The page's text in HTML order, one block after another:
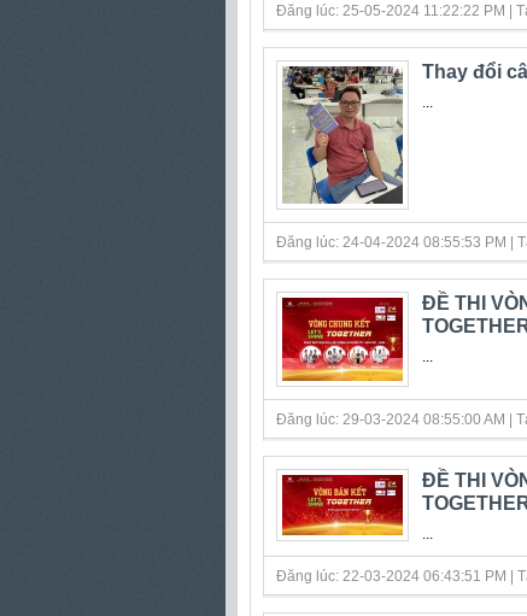
Đăng lúc: 25-05-2024 11:22:22 PM |
Thay đổi
Đăng lúc: 24-04-2024 08:55:53 PM |
ĐỀ THI
Đăng lúc: 29-03-2024 08:55:00 AM |
ĐỀ THI
Đăng lúc: 22-03-2024 06:43:51 PM |